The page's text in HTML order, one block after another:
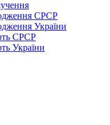
СРСР
України
СРСР
України